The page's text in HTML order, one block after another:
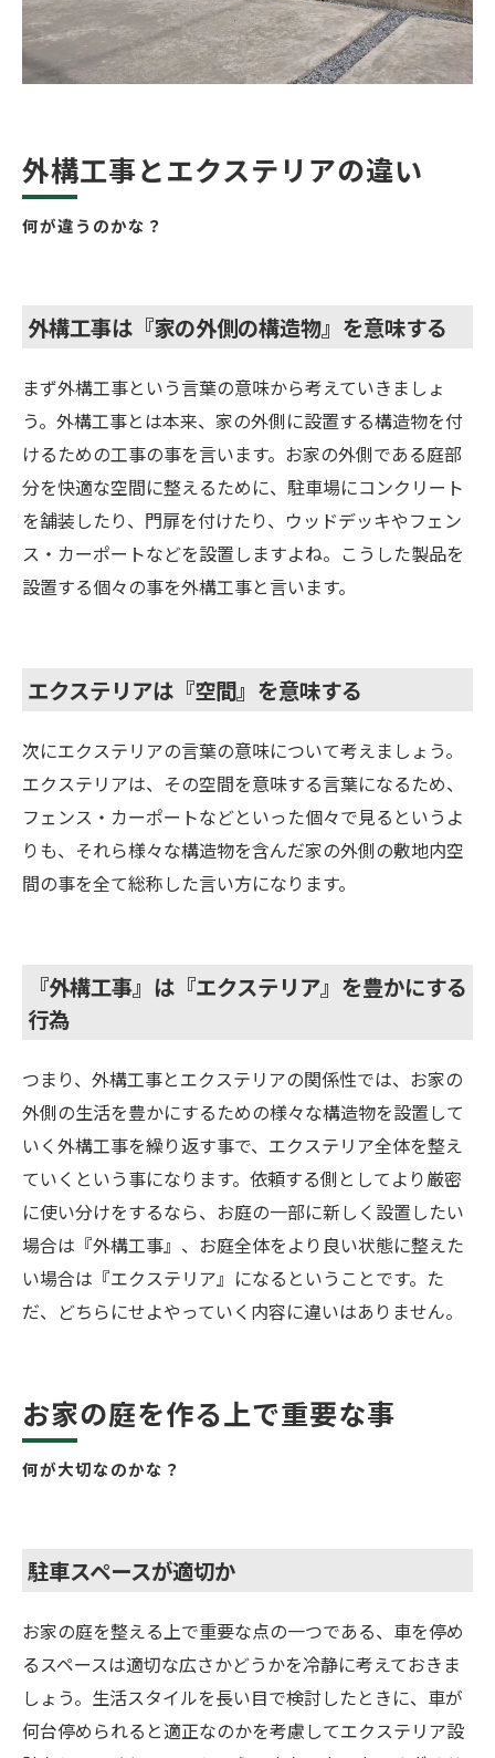
外構工事とエクステリアの違い
何が違うのかな？
外構工事は『家の外側の構造物』を意味する
まず外構工事という言葉の意味から考えていきましょ
う。外構工事とは本来、家の外側に設置する構造物を付
けるための工事の事を言います。お家の外側である庭部
分を快適な空間に整えるために、駐車場にコンクリート
を舗装したり、門扉を付けたり、ウッドデッキやフェン
ス・カーポートなどを設置しますよね。こうした製品を
設置する個々の事を外構工事と言います。
エクステリアは『空間』を意味する
次にエクステリアの言葉の意味について考えましょう。
エクステリアは、その空間を意味する言葉になるため、
フェンス・カーポートなどといった個々で見るというよ
りも、それら様々な構造物を含んだ家の外側の敷地内空
間の事を全て総称した言い方になります。
『外構工事』は『エクステリア』を豊かにする
行為
つまり、外構工事とエクステリアの関係性では、お家の
外側の生活を豊かにするための様々な構造物を設置して
いく外構工事を繰り返す事で、エクステリア全体を整え
ていくという事になります。依頼する側としてより厳密
に使い分けをするなら、お庭の一部に新しく設置したい
場合は『外構工事』、お庭全体をより良い状態に整えた
い場合は『エクステリア』になるということです。た
だ、どちらにせよやっていく内容に違いはありません。
お家の庭を作る上で重要な事
何が大切なのかな？
駐車スペースが適切か
お家の庭を整える上で重要な点の一つである、車を停め
るスペースは適切な広さかどうかを冷静に考えておきま
しょう。生活スタイルを長い目で検討したときに、車が
何台停められると適正なのかを考慮してエクステリア設